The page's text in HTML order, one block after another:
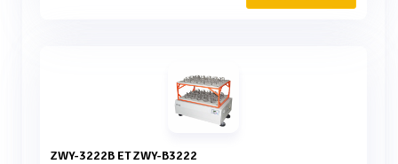
ZWY-3222B ET ZWY-B3222